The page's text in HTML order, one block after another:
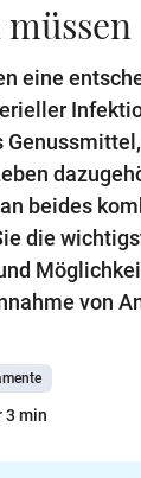
eine
beides
die
von
3 min